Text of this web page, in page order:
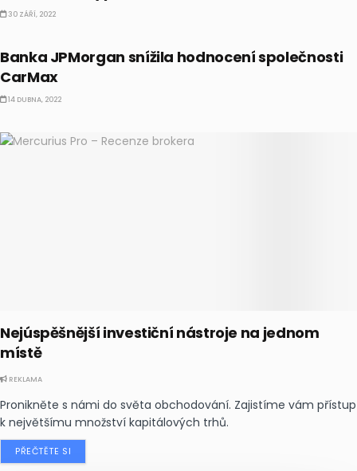
30 ZÁŘÍ, 2022
Banka JPMorgan snížila hodnocení společnosti
CarMax
14 DUBNA, 2022
Nejúspěšnější investiční nástroje na jednom
místě
REKLAMA
Pronikněte s námi do světa obchodování. Zajistíme vám přístup
k největšímu množství kapitálových trhů.
PŘEČTĚTE SI